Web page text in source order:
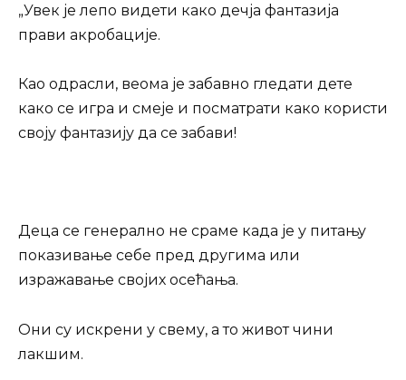
„Увек је лепо видети како дечја фантазија
прави акробације.
Као одрасли, веома је забавно гледати дете
како се игра и смеје и посматрати како користи
своју фантазију да се забави!
Деца се генерално не сраме када је у питању
показивање себе пред другима или
изражавање својих осећања.
Они су искрени у свему, а то живот чини
лакшим.